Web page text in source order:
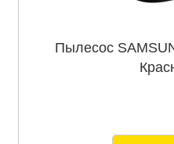
Пылесос